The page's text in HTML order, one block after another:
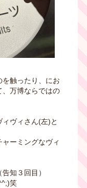
触ったり、にお
、万博ならではの
ヴィさん(左)と
ーミングなヴィ
知３回目）
笑